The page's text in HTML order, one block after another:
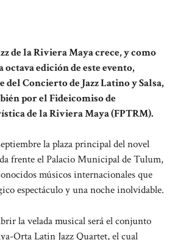
de la Riviera Maya crece, y como
edición de este evento,
del Concierto de Jazz Latino y Salsa,
por el Fideicomiso de
de la Riviera Maya (FPTRM).
la plaza principal del novel
frente el Palacio Municipal de Tulum,
músicos internacionales que
espectáculo y una noche inolvidable.
la velada musical será el conjunto
Orta Latin Jazz Quartet, el cual